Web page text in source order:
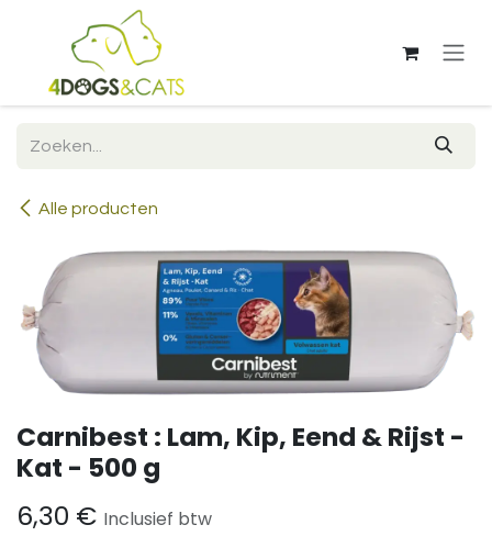
Overslaan naar inhoud
Alle producten
Carnibest : Lam, Kip, Eend & Rijst -
Kat - 500 g
6,30 € Inclusief btw